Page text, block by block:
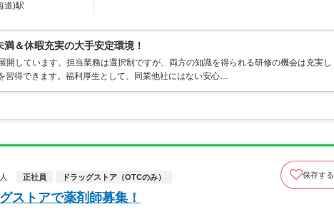
道)駅
＆休暇充実の大手安定環境！
開しています。担当業務は選択制ですが、両方の知識を得られる研修の機会は充実し
習得できます。福利厚生として、同業他社にはない安心…
正社員 ドラッグストア（OTCのみ） 保存する
ストアで薬剤師募集！